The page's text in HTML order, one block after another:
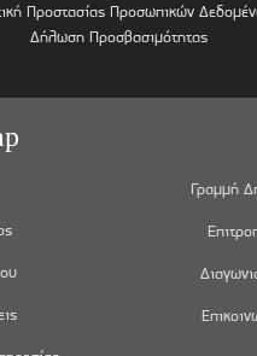
Προστασίας Προσωπικών
Δήλωση Προσβασιμότητας
Γραμμή